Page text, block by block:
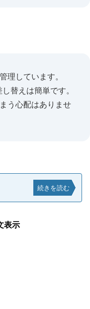
理しています。
替えは簡単です。
う心配はありませ
続きを読む
表示